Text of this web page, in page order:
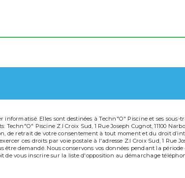
Elles sont destinées à Techn"O" Piscine et ses sous-
Piscine Z.I Croix Sud, 1 Rue Joseph Cugnot, 11100
de retrait de votre consentement à tout moment et du droit
ces droits par voie postale à l'adresse Z.I Croix Sud, 1 Rue
demandé. Nous conservons vos données pendant la période
de vous inscrire sur la liste d'opposition au démarchage